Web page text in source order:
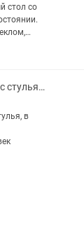
стол со
Продам кухонный стол с стульями
в